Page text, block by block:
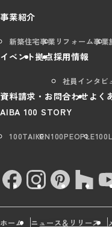
事業紹介
新築住宅事業 リフォーム事業
イベント拠点採用情報
社員インタビ
資料請求・お問合わせ よく
AIBA 100 STORY
100TAIKEN100PEOPLE
ホーム ニュース＆リリース